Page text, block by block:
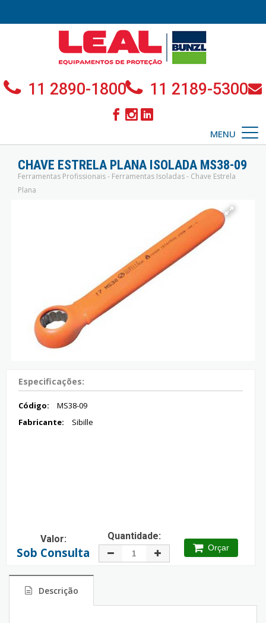
11 2890-1800 11 2189-5300
MENU
CHAVE ESTRELA PLANA ISOLADA MS38-09
Ferramentas Profissionais - Ferramentas Isoladas - Chave Estrela
Plana
Especificações:
Código:
MS38-09
Fabricante:
Sibille
Valor:
Sob Consulta
Quantidade:
Orçar
Descrição